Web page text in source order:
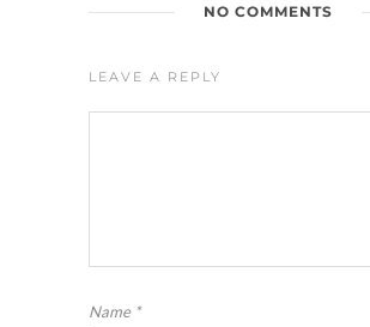
NO COMMENTS
LEAVE A REPLY
Name *